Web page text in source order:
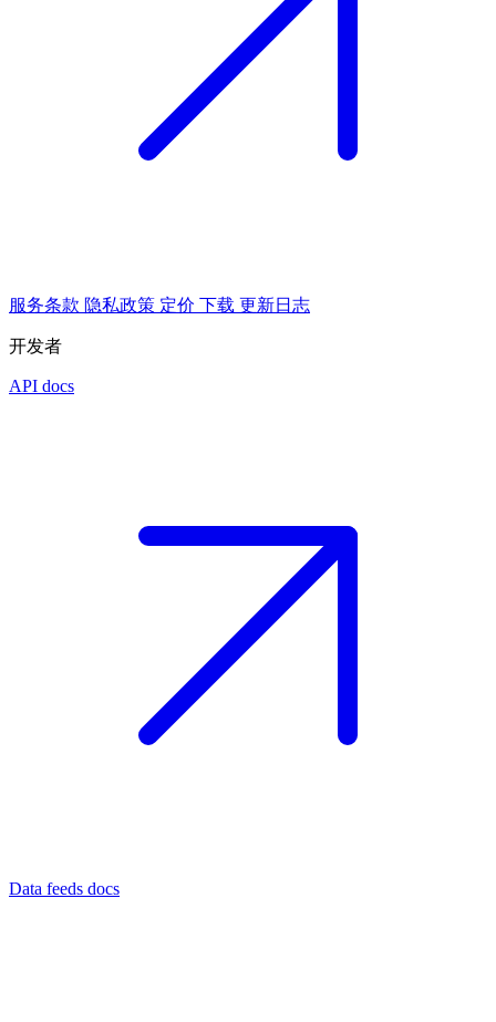
服务条款 隐私政策 定价 下载 更新日志
开发者
API docs
Data feeds docs